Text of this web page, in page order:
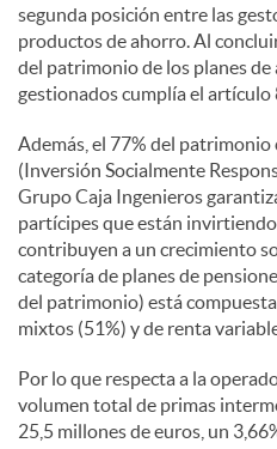
segunda posición entre las
productos de ahorro. Al
del patrimonio de los planes
gestionados cumplía el artículo
Además, el 77% del patrimonio
(Inversión Socialmente
Grupo Caja Ingenieros
partícipes que están
contribuyen a un crecimiento
categoría de planes de
del patrimonio) está
mixtos (51%) y de renta
Por lo que respecta a la
volumen total de primas
25,5 millones de euros, un